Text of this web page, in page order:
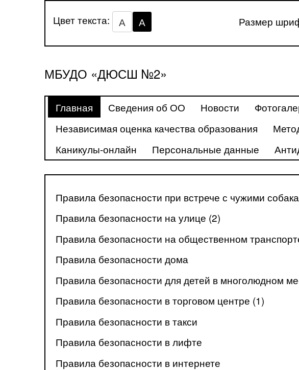
Цвет текста: А А Размер
МБУДО «ДЮСШ №2»
Главная Сведения об ОО Новости
Независимая оценка качества образования
Каникулы-онлайн
Персональные данные
Правила безопасности при встрече с чужими
Правила безопасности на улице (2)
Правила безопасности на общественном
Правила безопасности дома
Правила безопасности для детей в многолюдном
Правила безопасности в торговом центре (1)
Правила безопасности в такси
Правила безопасности в лифте
Правила безопасности в интернете